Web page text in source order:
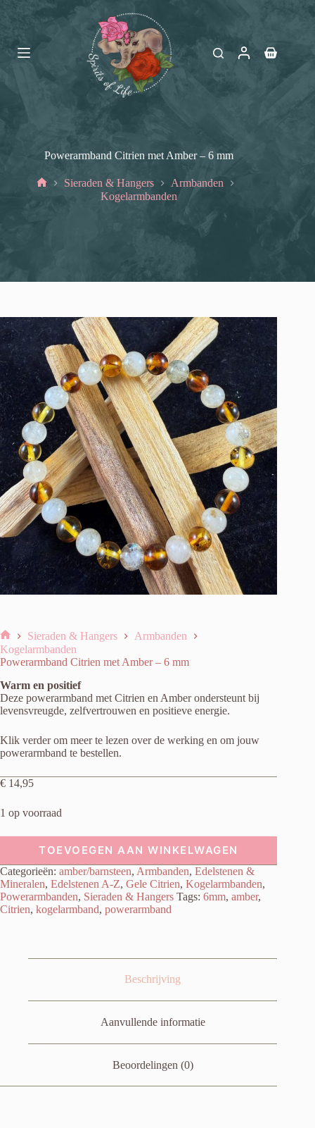
Powerarmband Citrien met Amber – 6 mm
Sieraden & Hangers
Armbanden
Kogelarmbanden
Home
Sieraden & Hangers
Armbanden
Kogelarmbanden
Powerarmband Citrien met Amber – 6 mm
Warm en positief
Deze powerarmband met Citrien en Amber ondersteunt bij
levensvreugde, zelfvertrouwen en positieve energie.
Klik verder om meer te lezen over de werking en om jouw
powerarmband te bestellen.
€ 14,95
1 op voorraad
TOEVOEGEN AAN WINKELWAGEN
Categorieën: amber/barnsteen, Armbanden, Edelstenen &
Mineralen, Edelstenen A-Z, Gele Citrien, Kogelarmbanden,
Powerarmbanden, Sieraden & Hangers Tags: 6mm, amber,
Citrien, kogelarmband, powerarmband
Beschrijving
Aanvullende informatie
Beoordelingen (0)